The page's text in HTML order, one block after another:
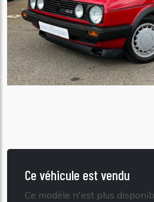
Ce véhicule est vendu
Ce modèle n'est plus